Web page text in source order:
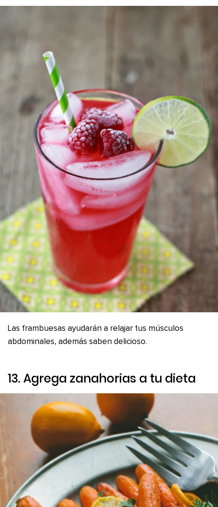
Las frambuesas ayudarán a relajar tus músculos
abdominales, además saben delicioso.
13. Agrega zanahorias a tu dieta